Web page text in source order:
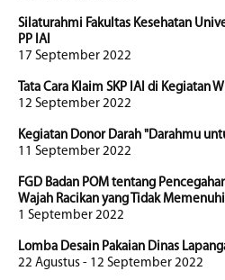
Silaturahmi Fakultas Kesehatan
PP IAI
17 September 2022
Tata Cara Klaim SKP IAI di Kegiatan
12 September 2022
Kegiatan Donor Darah "Darahmu
11 September 2022
FGD Badan POM tentang
Wajah Racikan yang Tidak
1 September 2022
Lomba Desain Pakaian Dinas
22 Agustus - 12 September 2022